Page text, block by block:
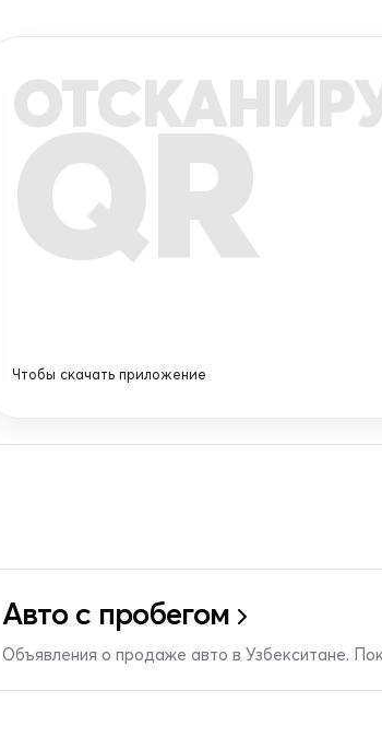
QR
Чтобы скачать приложение
Авто с пробегом
Объявления о продаже авто в Узбекситане.